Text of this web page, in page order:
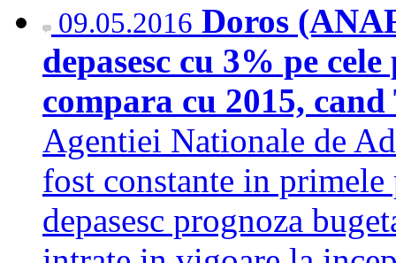
09.05.2016 Doros
depasesc cu 3% pe
compara cu 2015,
Agentiei Nationale de
fost constante in
depasesc prognoza